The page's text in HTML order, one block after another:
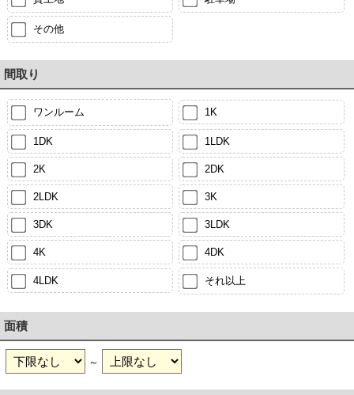
その他
間取り
ワンルーム 1K
1DK 1LDK
2K 2DK
2LDK 3K
3DK 3LDK
4K 4DK
4LDK それ以上
面積
～